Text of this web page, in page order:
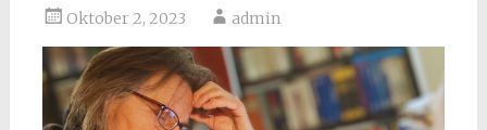
Oktober 2, 2023 admin